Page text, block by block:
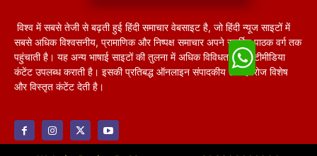
विश्व में सबसे तेजी से बढ़ती हुई हिंदी समाचार वेबसाइट है, जो हिंदी न्यूज साइटों में
सबसे अधिक विश्वसनीय, प्रामाणिक और निष्पक्ष समाचार अपने समर्पित पाठक वर्ग तक
पहुंचाती है। यह अन्य भाषाई साइटों की तुलना में अधिक विविधतापूर्ण मल्टीमीडिया
कंटेंट उपलब्ध कराती है। इसकी प्रतिबद्ध ऑनलाइन संपादकीय टीम हररोज विशेष
और विस्तृत कंटेंट देती है।